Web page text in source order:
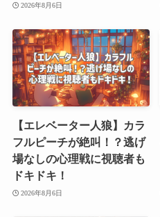
2026年8月6日
【エレベーター人狼】カラ
フルピーチが絶叫！？逃げ
場なしの心理戦に視聴者も
ドキドキ！
2026年8月6日